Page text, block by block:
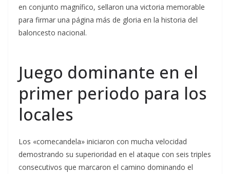
en conjunto magnífico, sellaron una victoria memorable
para firmar una página más de gloria en la historia del
baloncesto nacional.
Juego dominante en el
primer periodo para los
locales
Los «comecandela» iniciaron con mucha velocidad
demostrando su superioridad en el ataque con seis triples
consecutivos que marcaron el camino dominando el